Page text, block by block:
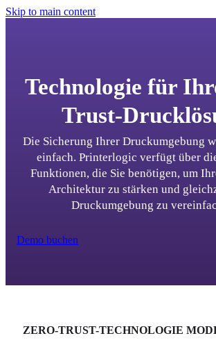
Skip to main content
Technologie für
Trust-
Die Sicherung Ihrer Druckumgebung
einfach. Printerlogic verfügt über
Funktionen, die Sie benötigen, um
Architektur zu stärken und
Druckumgebung zu
Demo buchen
ZERO-TRUST-TECHNOLOGIE